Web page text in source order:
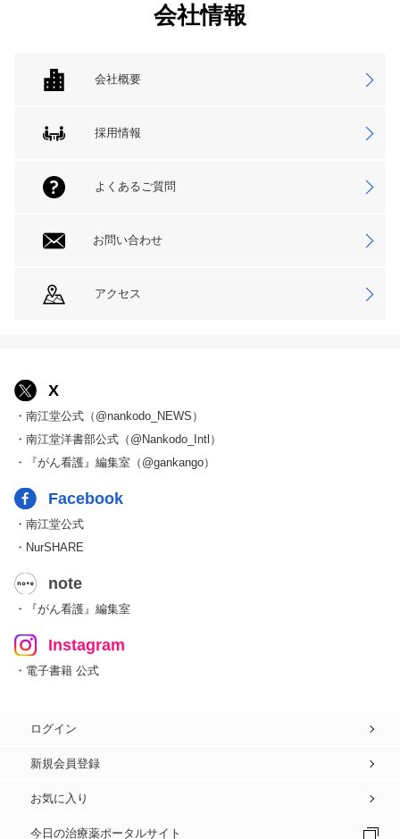
会社情報
会社概要
採用情報
よくあるご質問
お問い合わせ
アクセス
X
・南江堂公式（@nankodo_NEWS）
・南江堂洋書部公式（@Nankodo_Intl）
・『がん看護』編集室（@gankango）
Facebook
・南江堂公式
・NurSHARE
note
・『がん看護』編集室
Instagram
・電子書籍 公式
ログイン
新規会員登録
お気に入り
今日の治療薬ポータルサイト